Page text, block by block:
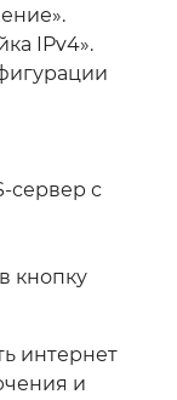
IPv4».
сервер с
кнопку
интернет
и